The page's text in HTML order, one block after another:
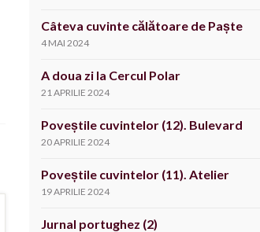
Câteva cuvinte călătoare de Paște
4 MAI 2024
A doua zi la Cercul Polar
21 APRILIE 2024
Poveștile cuvintelor (12). Bulevard
20 APRILIE 2024
Poveștile cuvintelor (11). Atelier
19 APRILIE 2024
Jurnal portughez (2)